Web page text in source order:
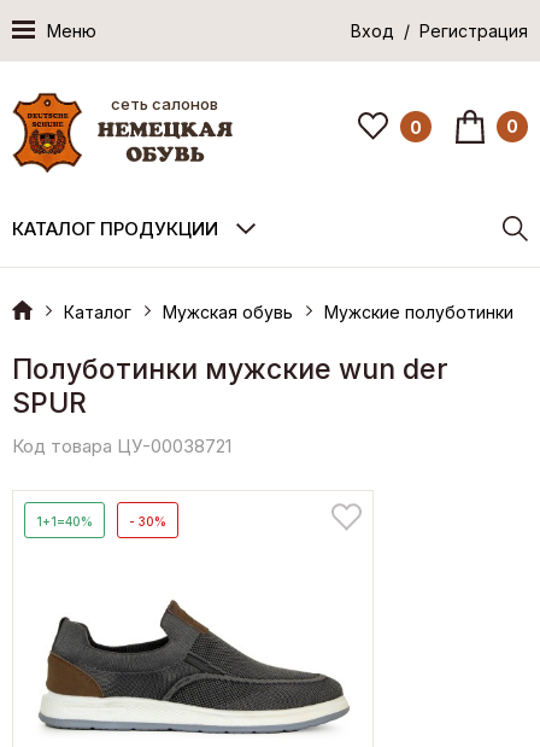
Меню Вход / Регистрация
сеть салонов
0 0
КАТАЛОГ ПРОДУКЦИИ
Каталог Мужская обувь Мужские полуботинки
Полуботинки мужские wun der
SPUR
Код товара ЦУ-00038721
1+1=40% - 30%